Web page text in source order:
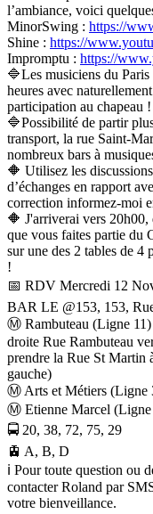
l’ambiance, voici
MinorSwing : https://
Shine : https://
Impromptu : https://
🔷️Les musiciens du
heures avec
participation au chapeau !
🔷️Possibilité de partir
transport, la rue Saint-
nombreux bars à
🔶️ Utilisez les
d’échanges en rapport
correction informez-moi
🔶️ J'arriverai vers 20h00,
que vous faites partie du
sur une des 2 tables de 4
!
📅 RDV Mercredi 12
BAR LE @153, 153,
Ⓜ️ Rambuteau (Ligne 11)
droite Rue Rambuteau
prendre la Rue St Martin
gauche)
Ⓜ️ Arts et Métiers (Ligne
Ⓜ️ Etienne Marcel
🚍 20, 38, 72, 75, 29
🚊 A, B, D
ℹ️ Pour toute question ou
contacter Roland par
votre bienveillance.